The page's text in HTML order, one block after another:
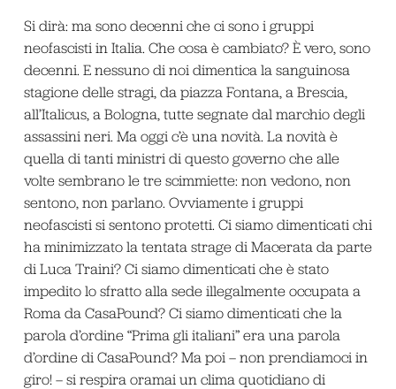
Si dirà: ma sono decenni che ci sono i gruppi
neofascisti in Italia. Che cosa è cambiato? È vero, sono
decenni. E nessuno di noi dimentica la sanguinosa
stagione delle stragi, da piazza Fontana, a Brescia,
all’Italicus, a Bologna, tutte segnate dal marchio degli
assassini neri. Ma oggi c’è una novità. La novità è
quella di tanti ministri di questo governo che alle
volte sembrano le tre scimmiette: non vedono, non
sentono, non parlano. Ovviamente i gruppi
neofascisti si sentono protetti. Ci siamo dimenticati chi
ha minimizzato la tentata strage di Macerata da parte
di Luca Traini? Ci siamo dimenticati che è stato
impedito lo sfratto alla sede illegalmente occupata a
Roma da CasaPound? Ci siamo dimenticati che la
parola d’ordine “Prima gli italiani” era una parola
d’ordine di CasaPound? Ma poi – non prendiamoci in
giro! – si respira oramai un clima quotidiano di